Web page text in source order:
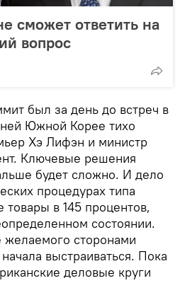
сможет ответить на
вопрос
был за день до встреч в
Южной Корее тихо
Хэ Лифэн и министр
Ключевые решения
будет сложно. И дело
процедурах типа
в 145 процентов,
состоянии.
сторонами
выстраиваться. Пока
деловые круги